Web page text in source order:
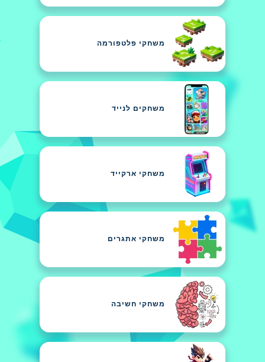
משחקי פלטפורמה
משחקים לנייד
משחקי ארקייד
משחקי אתגרים
משחקי חשיבה